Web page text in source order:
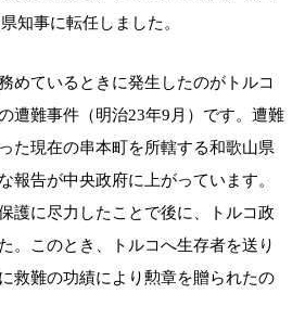
知事に転任しました。
めているときに発生したのがトルコ
遭難事件（明治23年9月）です。遭難
た現在の串本町を所轄する和歌山県
報告が中央政府に上がっています。
護に尽力したことで後に、トルコ政
。このとき、トルコへ生存者を送り
救難の功績により勲章を贈られたの